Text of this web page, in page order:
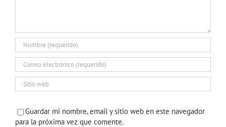
Guardar mi nombre, email y sitio web en este navegador
para la próxima vez que comente.